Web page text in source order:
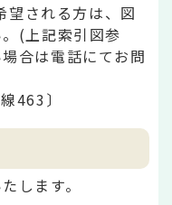
される方は、図
(上記索引図参
合は電話にてお問
463〕
します。